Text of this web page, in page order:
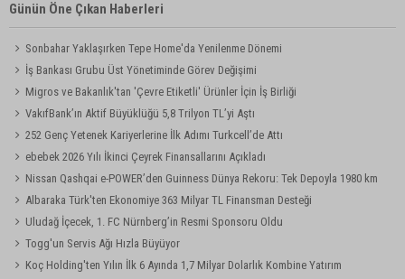
Günün Öne Çıkan Haberleri
Sonbahar Yaklaşırken Tepe Home'da Yenilenme Dönemi
İş Bankası Grubu Üst Yönetiminde Görev Değişimi
Migros ve Bakanlık'tan 'Çevre Etiketli' Ürünler İçin İş Birliği
VakıfBank’ın Aktif Büyüklüğü 5,8 Trilyon TL’yi Aştı
252 Genç Yetenek Kariyerlerine İlk Adımı Turkcell’de Attı
ebebek 2026 Yılı İkinci Çeyrek Finansallarını Açıkladı
Nissan Qashqai e-POWER’den Guinness Dünya Rekoru: Tek Depoyla 1980 km
Albaraka Türk'ten Ekonomiye 363 Milyar TL Finansman Desteği
Uludağ İçecek, 1. FC Nürnberg’in Resmi Sponsoru Oldu
Togg'un Servis Ağı Hızla Büyüyor
Koç Holding'ten Yılın İlk 6 Ayında 1,7 Milyar Dolarlık Kombine Yatırım